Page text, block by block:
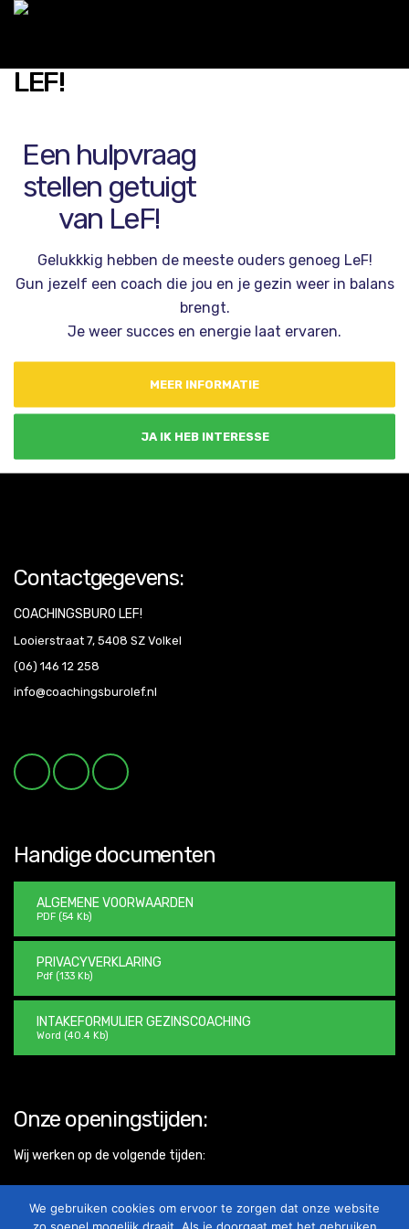
Een hulpvraag
stellen getuigt
van LeF!
Gelukkkig hebben de meeste ouders genoeg LeF!
Gun jezelf een coach die jou en je gezin weer in balans
brengt.
Je weer succes en energie laat ervaren.
MEER INFORMATIE
JA IK HEB INTERESSE
Contactgegevens:
COACHINGSBURO LEF!
Looierstraat 7, 5408 SZ Volkel
(06) 146 12 258
info@coachingsburolef.nl
Handige documenten
ALGEMENE VOORWAARDEN
PDF (54 Kb)
PRIVACYVERKLARING
Pdf (133 Kb)
INTAKEFORMULIER GEZINSCOACHING
Word (40.4 Kb)
Onze openingstijden:
Wij werken op de volgende tijden:
ZATERDAG
Op aanvraag
We gebruiken cookies om ervoor te zorgen dat onze website